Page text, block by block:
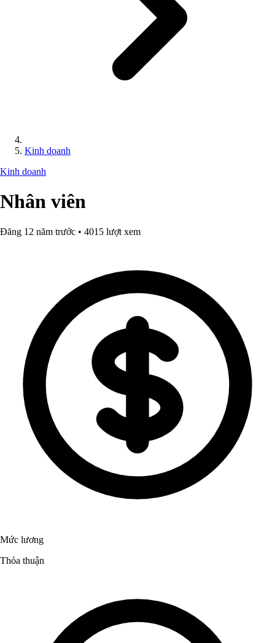
Kinh doanh
Kinh doanh
Nhân viên
Đăng 12 năm trước • 4015 lượt xem
Mức lương
Thỏa thuận